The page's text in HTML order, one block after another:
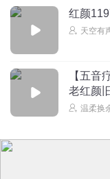
红颜
天空有
【五音
老红颜旧
温柔换